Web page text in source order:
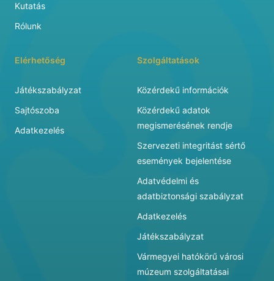
Kutatás
Rólunk
Elérhetőség
Játékszabályzat
Sajtószoba
Adatkezelés
Szolgáltatások
Közérdekű információk
Közérdekű adatok
megismerésének rendje
Szervezeti integritást sértő
események bejelentése
Adatvédelmi és
adatbiztonsági szabályzat
Adatkezelés
Játékszabályzat
Vármegyei hatókörű városi
múzeum szolgáltatásai